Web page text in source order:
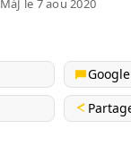
MàJ le 7 aou 2020